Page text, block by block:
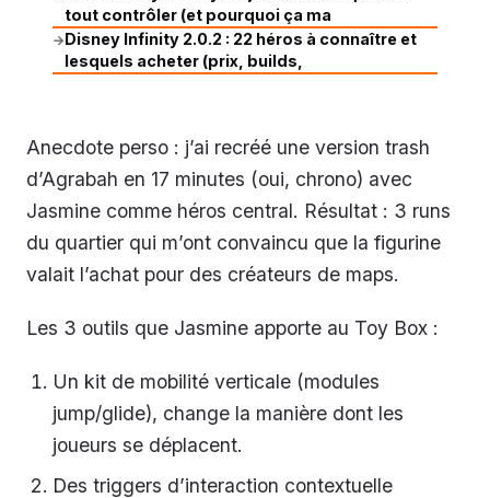
tout contrôler (et pourquoi ça ma
→Disney Infinity 2.0.2 : 22 héros à connaître et
lesquels acheter (prix, builds,
Anecdote perso : j’ai recréé une version trash
d’Agrabah en 17 minutes (oui, chrono) avec
Jasmine comme héros central. Résultat : 3 runs
du quartier qui m’ont convaincu que la figurine
valait l’achat pour des créateurs de maps.
Les 3 outils que Jasmine apporte au Toy Box :
Un kit de mobilité verticale (modules
jump/glide), change la manière dont les
joueurs se déplacent.
Des triggers d’interaction contextuelle